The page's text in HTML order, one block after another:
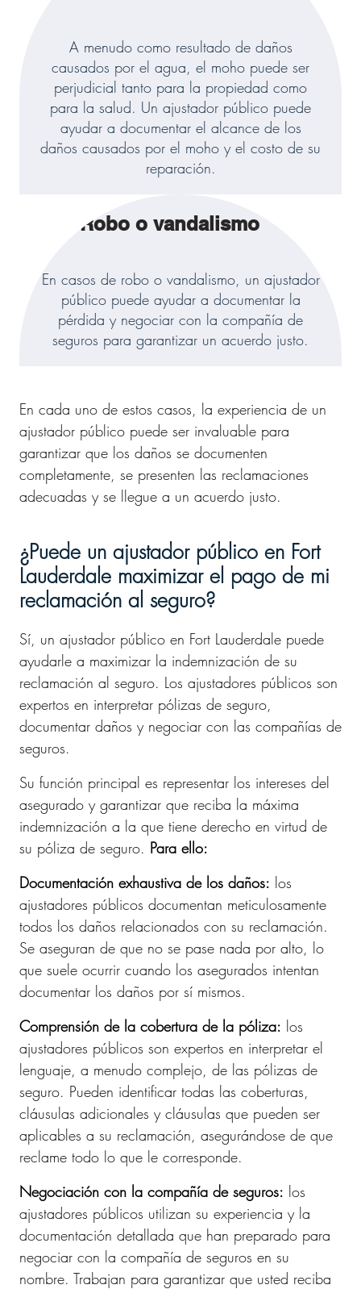
A menudo como resultado de daños
causados por el agua, el moho puede ser
perjudicial tanto para la propiedad como
para la salud. Un ajustador público puede
ayudar a documentar el alcance de los
daños causados por el moho y el costo de su
reparación.
Robo o vandalismo
En casos de robo o vandalismo, un ajustador
público puede ayudar a documentar la
pérdida y negociar con la compañía de
seguros para garantizar un acuerdo justo.
En cada uno de estos casos, la experiencia de un
ajustador público puede ser invaluable para
garantizar que los daños se documenten
completamente, se presenten las reclamaciones
adecuadas y se llegue a un acuerdo justo.
¿Puede un ajustador público en Fort
Lauderdale maximizar el pago de mi
reclamación al seguro?
Sí, un ajustador público en Fort Lauderdale puede
ayudarle a maximizar la indemnización de su
reclamación al seguro. Los ajustadores públicos son
expertos en interpretar pólizas de seguro,
documentar daños y negociar con las compañías de
seguros.
Su función principal es representar los intereses del
asegurado y garantizar que reciba la máxima
indemnización a la que tiene derecho en virtud de
su póliza de seguro. Para ello:
Documentación exhaustiva de los daños: los
ajustadores públicos documentan meticulosamente
todos los daños relacionados con su reclamación.
Se aseguran de que no se pase nada por alto, lo
que suele ocurrir cuando los asegurados intentan
documentar los daños por sí mismos.
Comprensión de la cobertura de la póliza: los
ajustadores públicos son expertos en interpretar el
lenguaje, a menudo complejo, de las pólizas de
seguro. Pueden identificar todas las coberturas,
cláusulas adicionales y cláusulas que pueden ser
aplicables a su reclamación, asegurándose de que
reclame todo lo que le corresponde.
Negociación con la compañía de seguros: los
ajustadores públicos utilizan su experiencia y la
documentación detallada que han preparado para
negociar con la compañía de seguros en su
nombre. Trabajan para garantizar que usted reciba